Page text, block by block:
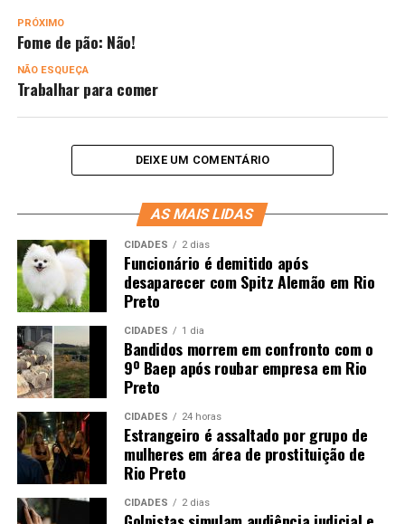
PRÓXIMO
Fome de pão: Não!
NÃO ESQUEÇA
Trabalhar para comer
DEIXE UM COMENTÁRIO
AS MAIS LIDAS
CIDADES 2 dias
Funcionário é demitido após
desaparecer com Spitz Alemão em Rio
Preto
CIDADES 1 dia
Bandidos morrem em confronto com o
9º Baep após roubar empresa em Rio
Preto
CIDADES 24 horas
Estrangeiro é assaltado por grupo de
mulheres em área de prostituição de
Rio Preto
CIDADES 2 dias